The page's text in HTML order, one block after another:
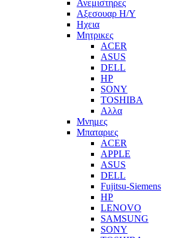
Ανεμιστηρες
Αξεσουαρ Η/Υ
Ηχεια
Μητρικες
ACER
ASUS
DELL
HP
SONY
TOSHIBA
Αλλα
Μνημες
Μπαταριες
ACER
APPLE
ASUS
DELL
Fujitsu-Siemens
HP
LENOVO
SAMSUNG
SONY